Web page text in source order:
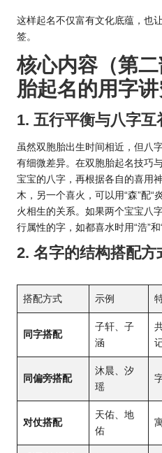
这样起名不仅富有文化底蕴，也
签。
核心内容（第
胎起名的用字
1. 五行平衡与八字互
虽然双胞胎出生时间相近，但八
有细微差异。在双胞胎起名技巧
宝宝的八字，再根据各自的喜用
木，另一个喜火，可以用“森”配“
火相生的关系。如果两个宝宝八
行属性的字，如都喜水时用“浩”和“
2. 名字的结构搭配方
搭配方式 示例
同字搭配
子轩、子
涵
同偏旁搭配
沐晨、汐
瑶
对仗搭配
天佑、地
佑